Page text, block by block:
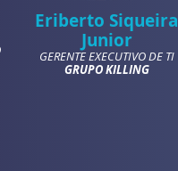
Eriberto Siqueira
Junior
GERENTE EXECUTIVO DE TI
GRUPO KILLING